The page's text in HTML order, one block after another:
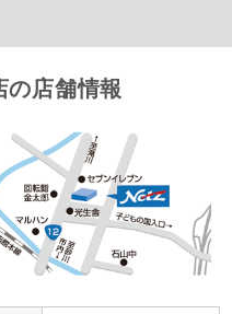
の店舗情報